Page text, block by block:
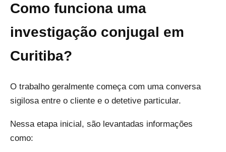
Como funciona uma
investigação conjugal em
Curitiba?
O trabalho geralmente começa com uma conversa
sigilosa entre o cliente e o detetive particular.
Nessa etapa inicial, são levantadas informações
como: